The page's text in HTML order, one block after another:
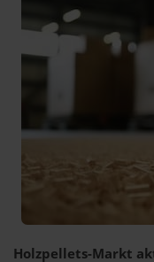
Holzpellets-Markt